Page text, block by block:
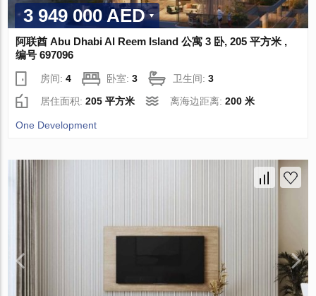
3 949 000 AED
阿联酋 Abu Dhabi Al Reem Island 公寓 3 卧, 205 平方米 ,
编号 697096
房间:4 卧室:3 卫生间:3
居住面积:205 平方米 离海边距离:200 米
One Development